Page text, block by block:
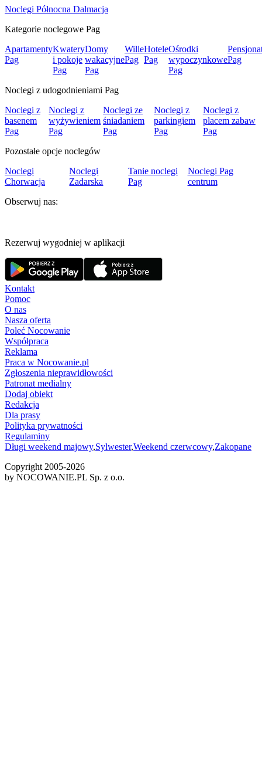
Noclegi Północna Dalmacja
Kategorie noclegowe Pag
Apartamenty
Pag
Kwatery
i pokoje
Pag
Domy
wakacyjne
Pag
Wille
Pag
Hotele
Pag
Ośrodki
wypoczynkowe
Pag
Pag
Noclegi z udogodnieniami Pag
Noclegi z
basenem
Pag
Noclegi z
wyżywieniem
Pag
Noclegi ze
śniadaniem
Pag
Noclegi z
parkingiem
Pag
Noclegi z
placem zabaw
Pag
Pozostałe opcje noclegów
Noclegi
Chorwacja
Noclegi
Zadarska
Tanie noclegi
Pag
Noclegi Pag
centrum
Obserwuj nas:
Rezerwuj wygodniej w aplikacji
Kontakt
Pomoc
O nas
Nasza oferta
Poleć Nocowanie
Współpraca
Reklama
Praca w Nocowanie.pl
Zgłoszenia nieprawidłowości
Patronat medialny
Dodaj obiekt
Redakcja
Dla prasy
Polityka prywatności
Regulaminy
Długi weekend majowy,Sylwester,Weekend czerwcowy,Zakopane
Copyright 2005-2026
by NOCOWANIE.PL Sp. z o.o.